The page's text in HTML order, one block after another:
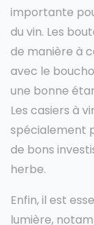
importante
du vin. Les
de manière à
avec le
une bonne
Les casiers à
spécialement
de bons
herbe.
Enfin, il est
lumière,